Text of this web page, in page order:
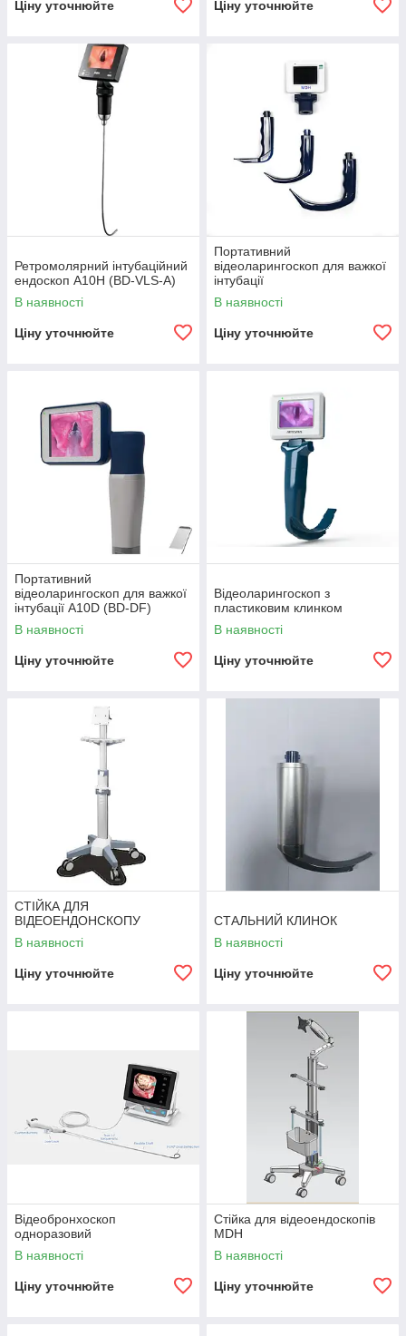
Ціну уточнюйте Ціну уточнюйте
Ретромолярний інтубаційний
ендоскоп А10Н (BD-VLS-A)
В наявності
Ціну уточнюйте
Портативний
відеоларингоскоп для важкої
інтубації
В наявності
Ціну уточнюйте
Портативний
відеоларингоскоп для важкої
інтубації A10D (BD-DF)
В наявності
Ціну уточнюйте
Відеоларингоскоп з
пластиковим клинком
В наявності
Ціну уточнюйте
СТІЙКА ДЛЯ
ВІДЕОЕНДОНСКОПУ
В наявності
Ціну уточнюйте
СТАЛЬНИЙ КЛИНОК
В наявності
Ціну уточнюйте
Відеобронхоскоп
одноразовий
В наявності
Ціну уточнюйте
Стійка для відеоендоскопів
MDH
В наявності
Ціну уточнюйте